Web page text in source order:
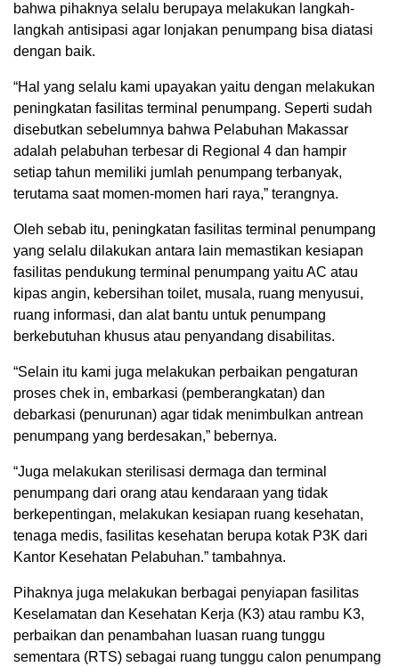
bahwa pihaknya selalu berupaya melakukan langkah-
langkah antisipasi agar lonjakan penumpang bisa diatasi
dengan baik.
“Hal yang selalu kami upayakan yaitu dengan melakukan
peningkatan fasilitas terminal penumpang. Seperti sudah
disebutkan sebelumnya bahwa Pelabuhan Makassar
adalah pelabuhan terbesar di Regional 4 dan hampir
setiap tahun memiliki jumlah penumpang terbanyak,
terutama saat momen-momen hari raya,” terangnya.
Oleh sebab itu, peningkatan fasilitas terminal penumpang
yang selalu dilakukan antara lain memastikan kesiapan
fasilitas pendukung terminal penumpang yaitu AC atau
kipas angin, kebersihan toilet, musala, ruang menyusui,
ruang informasi, dan alat bantu untuk penumpang
berkebutuhan khusus atau penyandang disabilitas.
“Selain itu kami juga melakukan perbaikan pengaturan
proses chek in, embarkasi (pemberangkatan) dan
debarkasi (penurunan) agar tidak menimbulkan antrean
penumpang yang berdesakan,” bebernya.
“Juga melakukan sterilisasi dermaga dan terminal
penumpang dari orang atau kendaraan yang tidak
berkepentingan, melakukan kesiapan ruang kesehatan,
tenaga medis, fasilitas kesehatan berupa kotak P3K dari
Kantor Kesehatan Pelabuhan.” tambahnya.
Pihaknya juga melakukan berbagai penyiapan fasilitas
Keselamatan dan Kesehatan Kerja (K3) atau rambu K3,
perbaikan dan penambahan luasan ruang tunggu
sementara (RTS) sebagai ruang tunggu calon penumpang